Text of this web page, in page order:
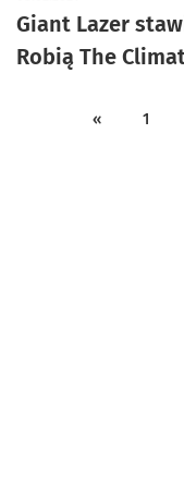
Giant Lazer
Robią The
« 1